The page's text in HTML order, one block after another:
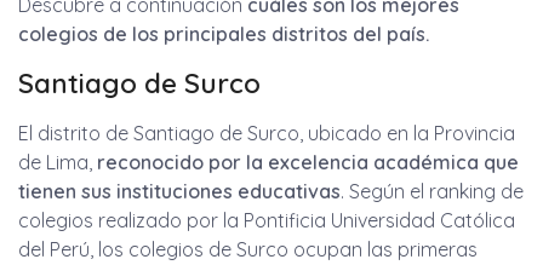
Descubre a continuación cuáles son los mejores
colegios de los principales distritos del país.
Santiago de Surco
El distrito de Santiago de Surco, ubicado en la Provincia
de Lima, reconocido por la excelencia académica que
tienen sus instituciones educativas. Según el ranking de
colegios realizado por la Pontificia Universidad Católica
del Perú, los colegios de Surco ocupan las primeras